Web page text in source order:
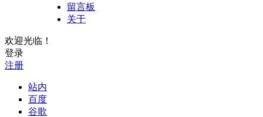
留言板
关于
欢迎光临！
登录
注册
站内
百度
谷歌